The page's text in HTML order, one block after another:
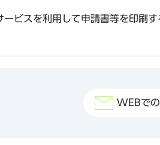
ビスを利用して申請書等を印刷
WEBで